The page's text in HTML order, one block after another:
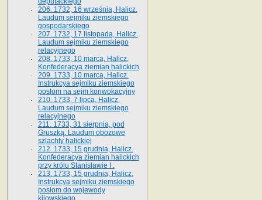
206. 1732, 16 września, Halicz.
Laudum sejmiku ziemskiego
gospodarskiego
207. 1732, 17 listopada, Halicz.
Laudum sejmiku ziemskiego
relacyjnego
208. 1733, 10 marca, Halicz.
Konfederacya ziemian halickich­
209. 1733, 10 marca, Halicz.
Instrukcya sejmiku ziemskiego
posłom na sejm konwokacyjny
210. 1733, 7 lipca, Halicz.
Laudum sejmiku ziemskiego
relacyjnego
211. 1733, 31 sierpnia, pod
Gruszką. Laudum obozowe
szlachty halickiej
212. 1733, 15 grudnia, Halicz.
Konfederacya ziemian halickich
przy królu Stanisławie I .
213. 1733, 15 grudnia, Halicz.
Instrukcya sejmiku ziemskiego
posłom do wojewody
kijowskiego